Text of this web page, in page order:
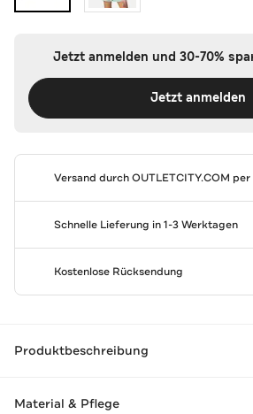
Jetzt anmelden und 30-70%
Jetzt anmelden
Versand durchOUTLETCITY.COM per
Schnelle Lieferung in 1-3 Werktagen
Kostenlose Rücksendung
Produktbeschreibung
Material & Pflege